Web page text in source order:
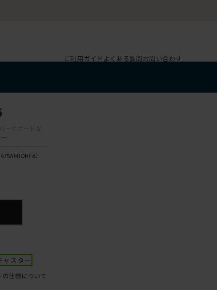
ご利用ガイド よくある質問お問い合わせ
ーサポートな
）
ャスター
の仕様について